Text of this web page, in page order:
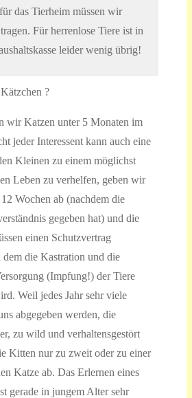
das Tierheim müssen wir
Für herrenlose Tiere ist in
leider wenig übrig!
?
wir Katzen unter 5 Monaten im
jeder Interessent kann auch eine
Kleinen zu einem möglichst
Leben zu verhelfen, geben wir
Wochen ab (nachdem die
gegeben hat) und die
einen Schutzvertrag
dem die Kastration und die
(Impfung!) der Tiere
Weil jedes Jahr sehr viele
abgegeben werden, die
zu wild und verhaltensgestört
Kitten nur zu zweit oder zu einer
Katze ab. Das Erlernen eines
gerade in jungem Alter sehr